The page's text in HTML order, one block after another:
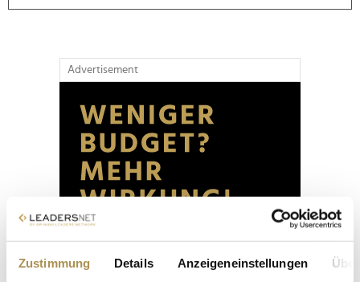
Zustimmung Details Anzeigeneinstellungen
Advertisement